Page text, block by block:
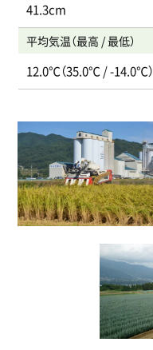
41.3cm
平均気温（最高 / 最低）
12.0℃（35.0℃ / -14.0℃）